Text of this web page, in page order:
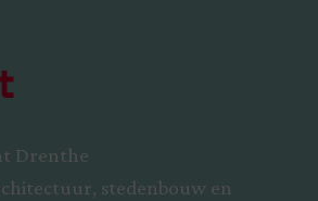
Drenthe
stedenbouw en